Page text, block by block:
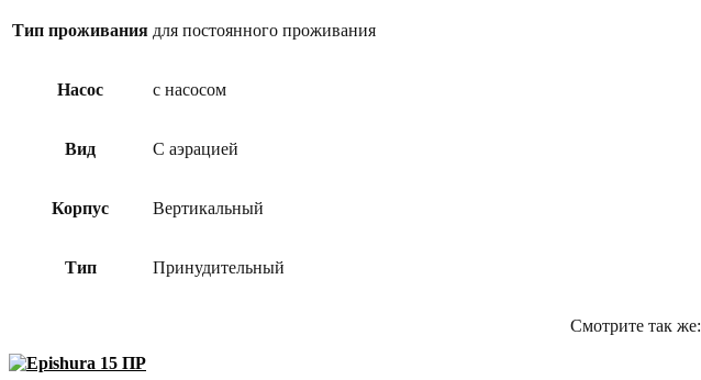
Тип проживания для постоянного проживания
Насос с насосом
Вид С аэрацией
Корпус Вертикальный
Тип Принудительный
Смотрите так же: